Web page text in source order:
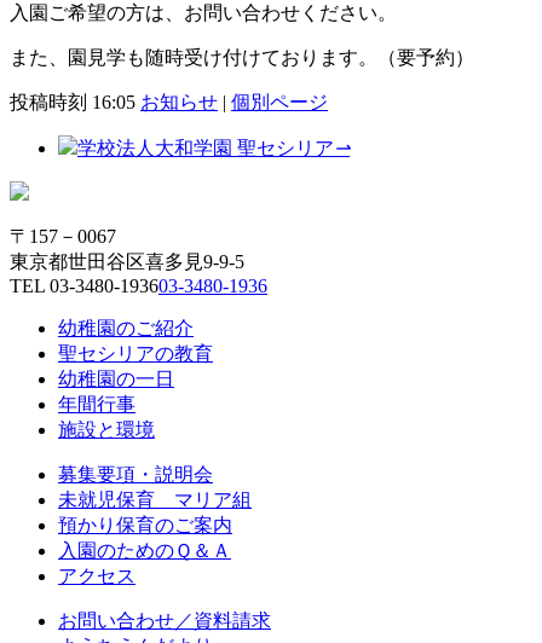
入園ご希望の方は、お問い合わせください。
また、園見学も随時受け付けております。（要予約）
投稿時刻 16:05 お知らせ | 個別ページ
学校法人大和学園 聖セシリア⇀
〒157－0067
東京都世田谷区喜多見9-9-5
TEL 03-3480-193603-3480-1936
幼稚園のご紹介
聖セシリアの教育
幼稚園の一日
年間行事
施設と環境
募集要項・説明会
未就児保育 マリア組
預かり保育のご案内
入園のためのＱ＆Ａ
アクセス
お問い合わせ／資料請求